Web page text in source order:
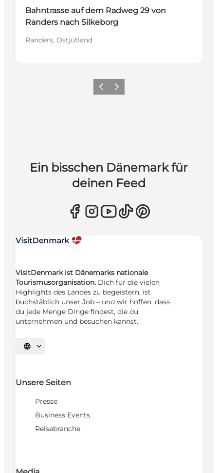
Bahntrasse auf dem Radweg 29 von
Randers nach Silkeborg
Randers, Ostjütland
ZurückWeiter
Ein bisschen Dänemark für
deinen Feed
VisitDenmark ist Dänemarks nationale
Tourismusorganisation. Dich für die vielen
Highlights des Landes zu begeistern, ist
buchstäblich unser Job – und wir hoffen, dass
du jede Menge Dinge findest, die du
unternehmen und besuchen kannst.
Sprache auswählen
Unsere Seiten
Presse
Business Events
Reisebranche